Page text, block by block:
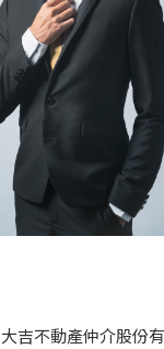
吉不動產仲介股份